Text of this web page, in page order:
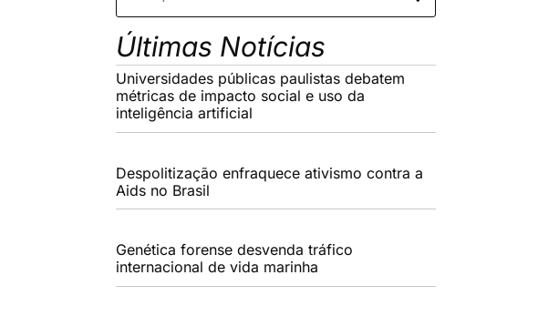
Últimas Notícias
Universidades públicas paulistas debatem
métricas de impacto social e uso da
inteligência artificial
Despolitização enfraquece ativismo contra a
Aids no Brasil
Genética forense desvenda tráfico
internacional de vida marinha